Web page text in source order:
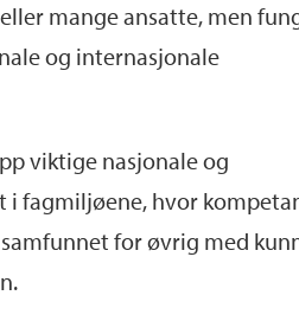
mange ansatte, men
og internasjonale
viktige nasjonale og
i fagmiljøene, hvor
for øvrig med